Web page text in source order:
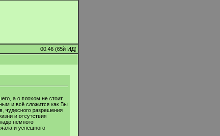
00:46 (65й ИД)
а о плохом не стоит
и всё сложится как Вы
чудесного разрешения
и отсутствия
немного
и успешного